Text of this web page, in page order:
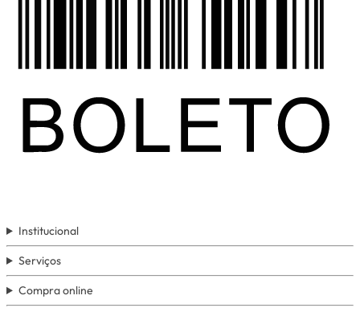
Institucional
Serviços
Compra online